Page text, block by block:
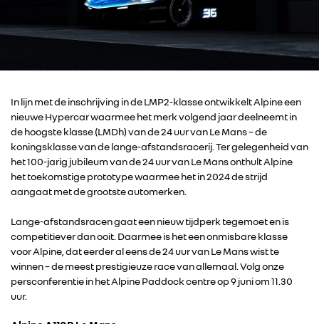
In lijn met de inschrijving in de LMP2-klasse ontwikkelt Alpine een
nieuwe Hypercar waarmee het merk volgend jaar deelneemt in
de hoogste klasse (LMDh) van de 24 uur van Le Mans – de
koningsklasse van de lange-afstandsracerij. Ter gelegenheid van
het 100-jarig jubileum van de 24 uur van Le Mans onthult Alpine
het toekomstige prototype waarmee het in 2024 de strijd
aangaat met de grootste automerken.
Lange-afstandsracen gaat een nieuw tijdperk tegemoet en is
competitiever dan ooit. Daarmee is het een onmisbare klasse
voor Alpine, dat eerder al eens de 24 uur van Le Mans wist te
winnen – de meest prestigieuze race van allemaal. Volg onze
persconferentie in het Alpine Paddock centre op 9 juni om 11.30
uur.